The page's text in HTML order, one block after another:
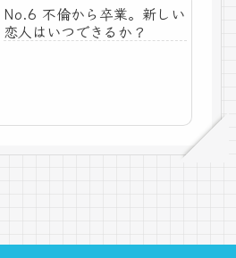
No.6 不倫から卒業。新しい
恋人はいつできるか？